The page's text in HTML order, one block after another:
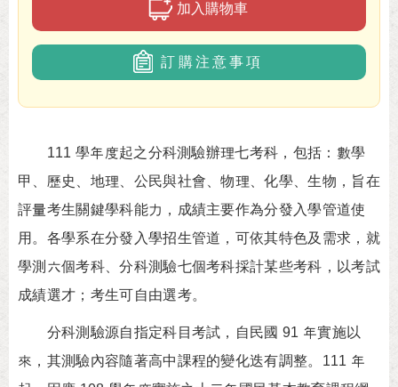
加入購物車
訂購注意事項
111 學年度起之分科測驗辦理七考科，包括：數學
甲、歷史、地理、公民與社會、物理、化學、生物，旨在
評量考生關鍵學科能力，成績主要作為分發入學管道使
用。各學系在分發入學招生管道，可依其特色及需求，就
學測六個考科、分科測驗七個考科採計某些考科，以考試
成績選才；考生可自由選考。
分科測驗源自指定科目考試，自民國 91 年實施以
來，其測驗內容隨著高中課程的變化迭有調整。111 年